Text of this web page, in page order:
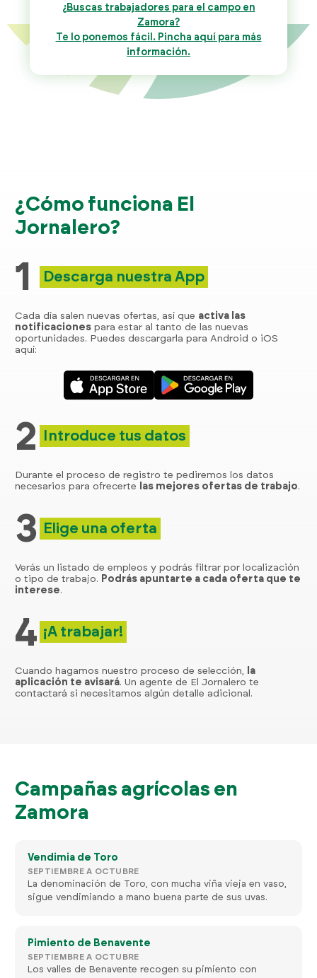
¿Buscas trabajadores para el campo en
Zamora?
Te lo ponemos fácil. Pincha aquí para más
información.
¿Cómo funciona El
Jornalero?
1 Descarga nuestra App
Cada día salen nuevas ofertas, así que activa las
notificaciones para estar al tanto de las nuevas
oportunidades. Puedes descargarla para Android o iOS
aquí:
2 Introduce tus datos
Durante el proceso de registro te pediremos los datos
necesarios para ofrecerte
las mejores ofertas de trabajo.
3 Elige una oferta
Verás un listado de empleos y podrás filtrar por localización
o tipo de trabajo. Podrás apuntarte a cada oferta que te
interese.
4 ¡A trabajar!
Cuando hagamos nuestro proceso de selección,
la
aplicación te avisará. Un agente de El Jornalero te
contactará si necesitamos algún detalle adicional.
Campañas agrícolas en
Zamora
Vendimia de Toro
SEPTIEMBRE A OCTUBRE
La denominación de Toro, con mucha viña vieja en vaso,
sigue vendimiando a mano buena parte de sus uvas.
Pimiento de Benavente
SEPTIEMBRE A OCTUBRE
Los valles de Benavente recogen su pimiento con